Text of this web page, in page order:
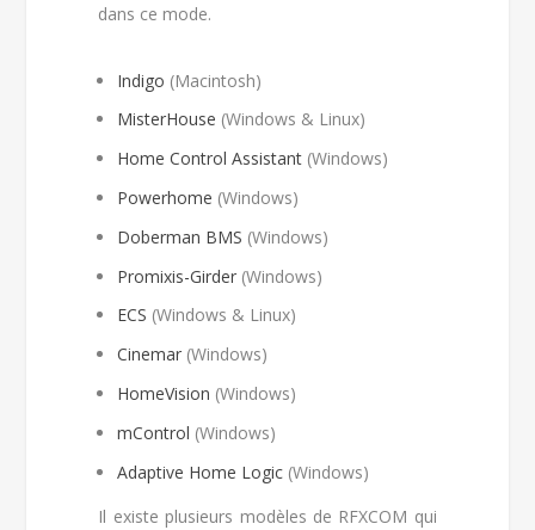
dans ce mode.
Indigo (Macintosh)
MisterHouse (Windows & Linux)
Home Control Assistant (Windows)
Powerhome (Windows)
Doberman BMS (Windows)
Promixis-Girder (Windows)
ECS (Windows & Linux)
Cinemar (Windows)
HomeVision (Windows)
mControl (Windows)
Adaptive Home Logic (Windows)
Il existe plusieurs modèles de RFXCOM qui